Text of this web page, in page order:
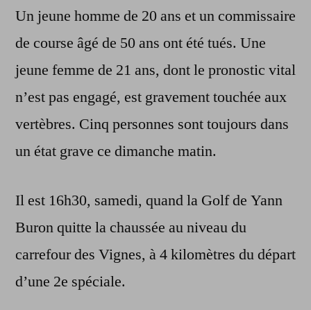
Un jeune homme de 20 ans et un commissaire
de course âgé de 50 ans ont été tués. Une
jeune femme de 21 ans, dont le pronostic vital
n’est pas engagé, est gravement touchée aux
vertèbres. Cinq personnes sont toujours dans
un état grave ce dimanche matin.
Il est 16h30, samedi, quand la Golf de Yann
Buron quitte la chaussée au niveau du
carrefour des Vignes, à 4 kilomètres du départ
d’une 2e spéciale.